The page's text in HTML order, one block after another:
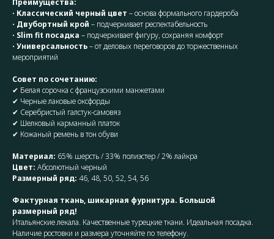
• Классический черный цвет – основа формального гардероба
• Двубортный крой – подчеркивает респектабельность
• Slim fit посадка – подчеркивает фигуру, сохраняя комфорт
• Универсальность– от деловых переговоров до торжественных
мероприятий
Совет по сочетанию:
✔ Белая сорочка с французскими манжетами
✔ Черные лаковые оксфорды
✔ Серебристый галстук-самовяз
✔ Шелковый карманный платок
✔ Кожаный ремень в тон обуви
Материал: 65% шерсть / 33% полиэстер / 2% лайкра
Цвет: Абсолютный черный
Размерный ряд: 46, 48, 50, 52, 54, 56
Фактурная ткань, шикарная фурнитура. Большой
размерный ряд!
Итальянские лекала. Качественные турецкие ткани. Идеальная посадка.
Наличие ростовки и размера уточняйте по телефону.